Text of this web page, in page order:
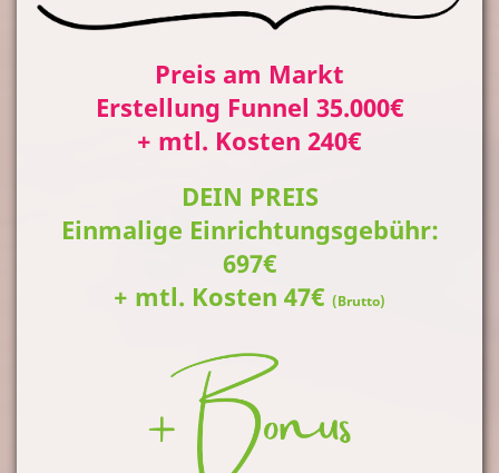
Preis am Markt
Erstellung Funnel 35.000€
+ mtl. Kosten 240€
DEIN PREIS
Einmalige Einrichtungsgebühr:
697€
+ mtl. Kosten 47€ (Brutto)